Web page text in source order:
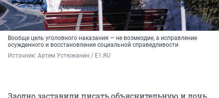
Вообще цель уголовного наказания — не возмездие, а исправление
осужденного и восстановление социальной справедливости
Источник: Артем Устюжанин / E1.RU
Заодно заставили писать объяснительную и дочь.